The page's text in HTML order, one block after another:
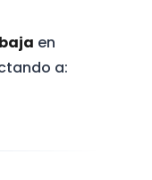
en
a: